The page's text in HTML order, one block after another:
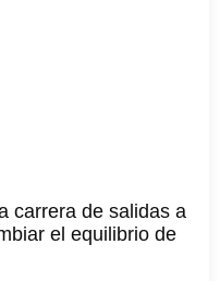
carrera de salidas a
el equilibrio de